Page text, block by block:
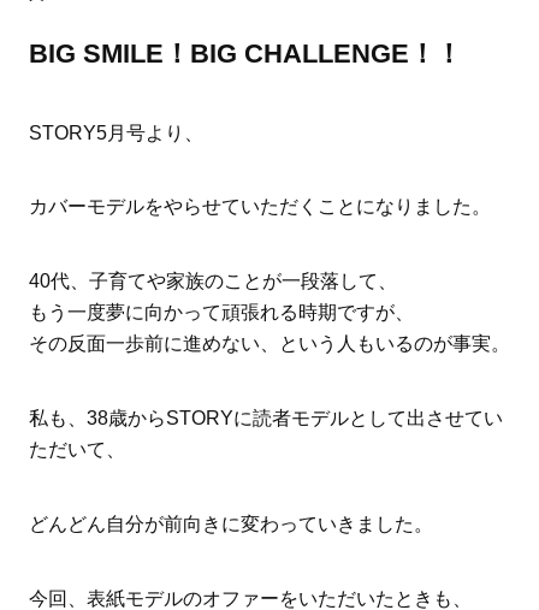
ス学」
タログ
BIG SMILE！BIG CHALLENGE！！
STORY5月号より、
カバーモデルをやらせていただくことになりました。
40代、子育てや家族のことが一段落して、
もう一度夢に向かって頑張れる時期ですが、
その反面一歩前に進めない、という人もいるのが事実。
私も、38歳からSTORYに読者モデルとして出させてい
ただいて、
どんどん自分が前向きに変わっていきました。
今回、表紙モデルのオファーをいただいたときも、